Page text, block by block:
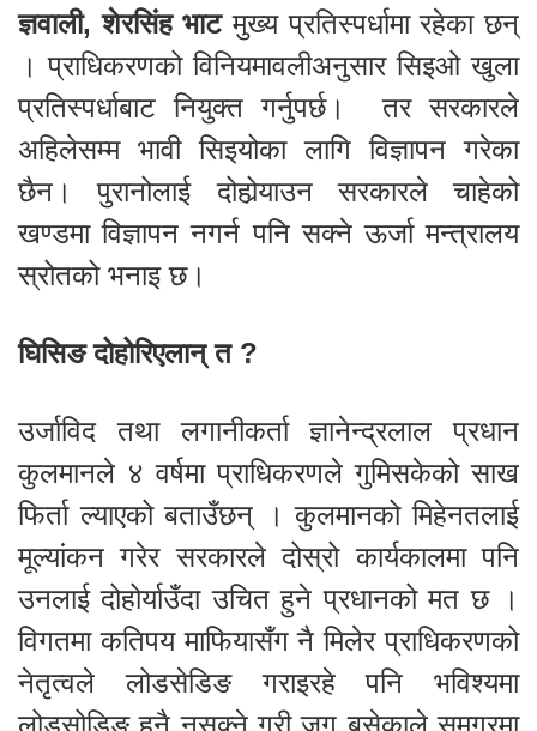
ज्ञवाली, शेरसिंह भाटमुख्य प्रतिस्पर्धामा रहेका छन्
। प्राधिकरणको विनियमावलीअनुसार सिइओ खुला
प्रतिस्पर्धाबाट नियुक्त गर्नुपर्छ। तर सरकारले
अहिलेसम्म भावी सिइयोका लागि विज्ञापन गरेका
छैन। पुरानोलाई दोहोर्‍याउन सरकारले चाहेको
खण्डमा विज्ञापन नगर्न पनि सक्ने ऊर्जा मन्त्रालय
स्रोतको भनाइ छ।
घिसिङ दोहोरिएलान् त ?
उर्जाविद तथा लगानीकर्ता ज्ञानेन्द्रलाल प्रधान
कुलमानले ४ वर्षमा प्राधिकरणले गुमिसकेको साख
फिर्ता ल्याएको बताउँछन् । कुलमानको मिहेनतलाई
मूल्यांकन गरेर सरकारले दोस्रो कार्यकालमा पनि
उनलाई दोहोर्याउँदा उचित हुने प्रधानको मत छ ।
विगतमा कतिपय माफियासँग नै मिलेर प्राधिकरणको
नेतृत्वले लोडसेडिङ गराइरहे पनि भविश्यमा